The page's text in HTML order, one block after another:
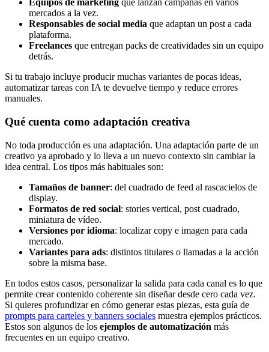
Equipos de marketing que lanzan campañas en varios
mercados a la vez.
Responsables de social media que adaptan un post a cada
plataforma.
Freelances que entregan packs de creatividades sin un equipo
detrás.
Si tu trabajo incluye producir muchas variantes de pocas ideas,
automatizar tareas con IA te devuelve tiempo y reduce errores
manuales.
Qué cuenta como adaptación creativa
No toda producción es una adaptación. Una adaptación parte de un
creativo ya aprobado y lo lleva a un nuevo contexto sin cambiar la
idea central. Los tipos más habituales son:
Tamaños de banner: del cuadrado de feed al rascacielos de
display.
Formatos de red social: stories vertical, post cuadrado,
miniatura de vídeo.
Versiones por idioma: localizar copy e imagen para cada
mercado.
Variantes para ads: distintos titulares o llamadas a la acción
sobre la misma base.
En todos estos casos, personalizar la salida para cada canal es lo que
permite crear contenido coherente sin diseñar desde cero cada vez.
Si quieres profundizar en cómo generar estas piezas, esta guía de
prompts para carteles y banners sociales muestra ejemplos prácticos.
Estos son algunos de los ejemplos de automatización más
frecuentes en un equipo creativo.